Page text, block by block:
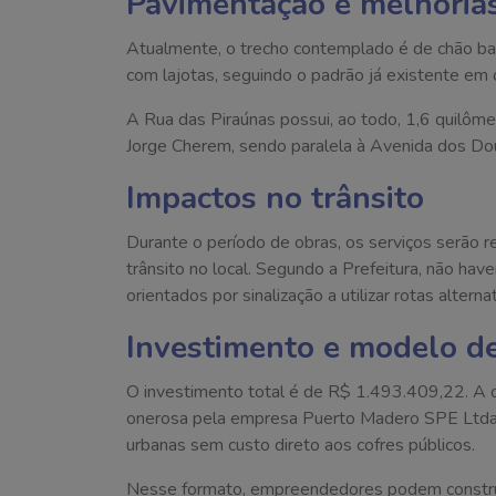
Atualmente, o trecho contemplado é de chão
com lajotas, seguindo o padrão já existente em
A Rua das Piraúnas possui, ao todo, 1,6
Jorge Cherem, sendo paralela à Avenida dos
Impactos no trânsito
Durante o período de obras, os serviços serão
trânsito no local. Segundo a Prefeitura, não
orientados por sinalização a utilizar rotas
Investimento e modelo
O investimento total é de R$ 1.493.409,22. A
onerosa pela empresa Puerto Madero SPE
urbanas sem custo direto aos cofres públicos.
Nesse formato, empreendedores podem